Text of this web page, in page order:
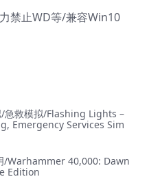
禁止WD等/兼容Win10
急救模拟/Flashing Lights –
Emergency Services Sim
/Warhammer 40,000: Dawn
Edition